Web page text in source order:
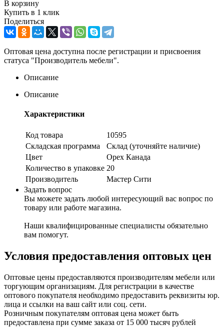
В корзину
Купить в 1 клик
Поделиться
Оптовая цена доступна после регистрации и присвоения
статуса "Производитель мебели".
Описание
Описание
Характеристики
Код товара
10595
Складская программа
Склад (уточняйте наличие)
Цвет
Орех Канада
Количество в упаковке 20
Производитель
Мастер Сити
Задать вопрос
Вы можете задать любой интересующий вас вопрос по
товару или работе магазина.
Наши квалифицированные специалисты обязательно
вам помогут.
Условия предоставления оптовых цен
Оптовые цены предоставляются производителям мебели или
торгующим организациям. Для регистрации в качестве
оптового покупателя необходимо предоставить реквизиты юр.
лица и ссылки на ваш сайт или соц. сети.
Розничным покупателям оптовая цена может быть
предоставлена при сумме заказа от 15 000 тысяч рублей